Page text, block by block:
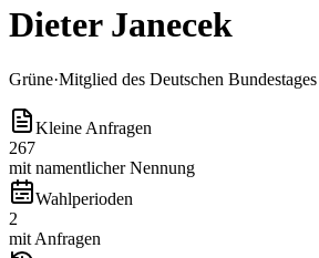
Dieter Janecek
Grüne·Mitglied des Deutschen Bundestages
Kleine Anfragen
267
mit namentlicher Nennung
Wahlperioden
2
mit Anfragen